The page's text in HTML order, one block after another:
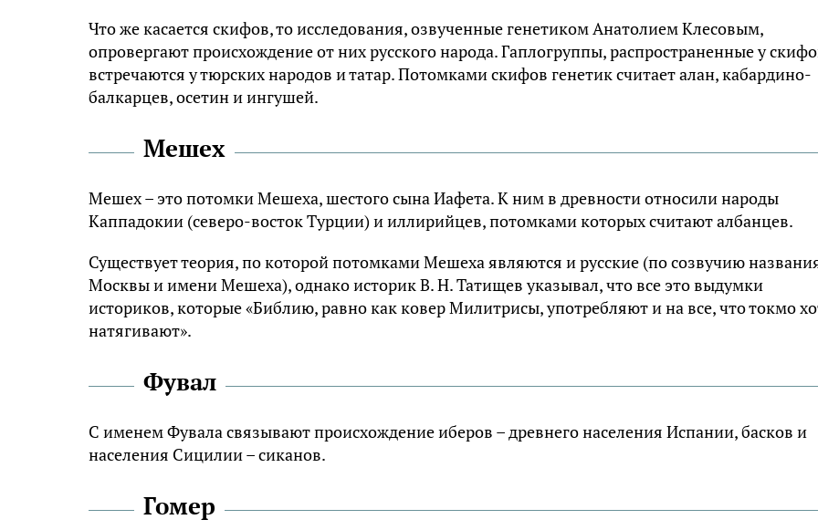
Что же касается скифов, то исследования, озвученные генетиком Анатолием Клесовым,
опровергают происхождение от них русского народа. Гаплогруппы, распространенные у
встречаются у тюрских народов и татар. Потомками скифов генетик считает алан, кабардино-
балкарцев, осетин и ингушей.
Мешех
Мешех – это потомки Мешеха, шестого сына Иафета. К ним в древности относили народы
Каппадокии (северо-восток Турции) и иллирийцев, потомками которых считают албанцев.
Существует теория, по которой потомками Мешеха являются и русские (по созвучию
Москвы и имени Мешеха), однако историк В. Н. Татищев указывал, что все это выдумки
историков, которые «Библию, равно как ковер Милитрисы, употребляют и на все, что токмо
натягивают».
Фувал
С именем Фувала связывают происхождение иберов – древнего населения Испании, басков и
населения Сицилии – сиканов.
Гомер